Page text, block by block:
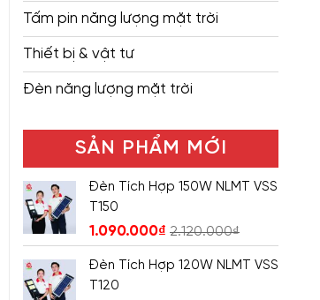
Tấm pin năng lượng mặt trời
Thiết bị & vật tư
Đèn năng lượng mặt trời
SẢN PHẨM MỚI
Đèn Tích Hợp 150W NLMT VSS
T150
1.090.000₫ 2.120.000₫
Đèn Tích Hợp 120W NLMT VSS
T120